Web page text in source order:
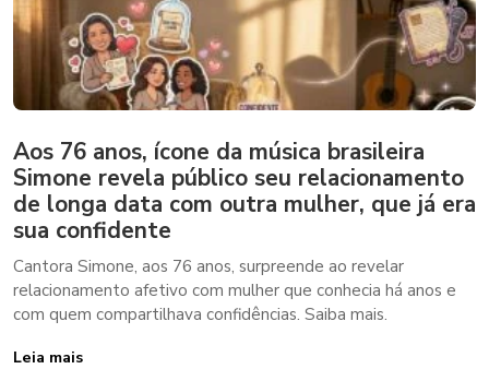
Aos 76 anos, ícone da música brasileira
Simone revela público seu relacionamento
de longa data com outra mulher, que já era
sua confidente
Cantora Simone, aos 76 anos, surpreende ao revelar
relacionamento afetivo com mulher que conhecia há anos e
com quem compartilhava confidências. Saiba mais.
Leia mais